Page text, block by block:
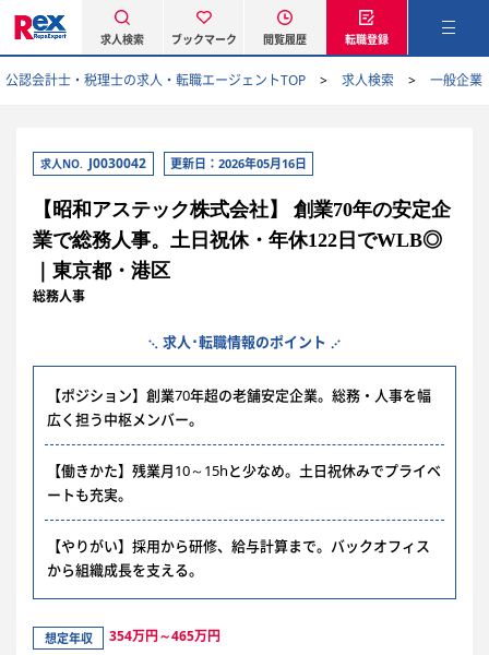
求人検索 ブックマーク 閲覧履歴 転職登録
公認会計士・税理士の求人・転職エージェントTOP 求人検索 一般企業
求人NO. J0030042 更新日：2026年05月16日
【昭和アステック株式会社】 創業70年の安定企
業で総務人事。土日祝休・年休122日でWLB◎
｜東京都・港区
総務人事
求人･転職情報のポイント
【ポジション】創業70年超の老舗安定企業。総務・人事を幅
広く担う中枢メンバー。
【働きかた】残業月10～15hと少なめ。土日祝休みでプライベ
ートも充実。
【やりがい】採用から研修、給与計算まで。バックオフィス
から組織成長を支える。
想定年収 354万円～465万円